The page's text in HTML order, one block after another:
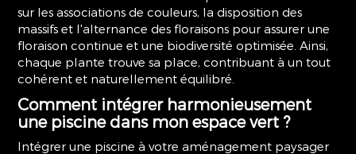
sur les associations de couleurs, la disposition des
massifs et l'alternance des floraisons pour assurer une
floraison continue et une biodiversité optimisée. Ainsi,
chaque plante trouve sa place, contribuant à un tout
cohérent et naturellement équilibré.
Comment intégrer harmonieusement
une piscine dans mon espace vert ?
Intégrer une piscine à votre aménagement paysager